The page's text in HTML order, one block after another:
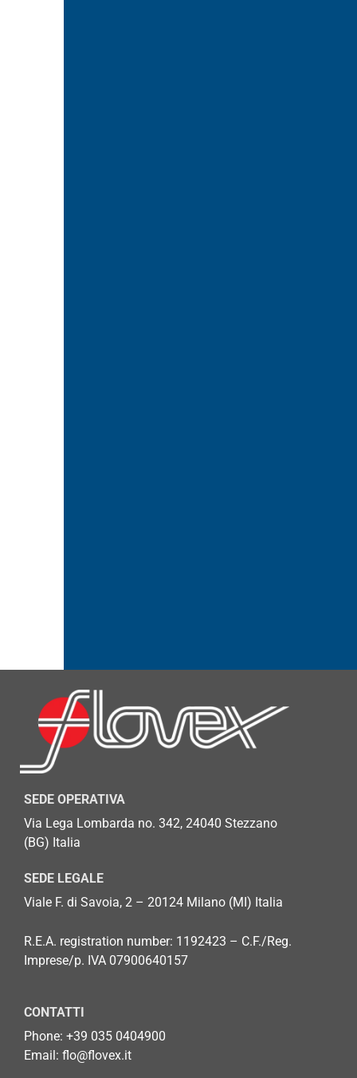
SEDE OPERATIVA
Via Lega Lombarda no. 342, 24040 Stezzano
(BG) Italia
SEDE LEGALE
Viale F. di Savoia, 2 – 20124 Milano (MI) Italia
R.E.A. registration number: 1192423 – C.F./Reg.
Imprese/p. IVA 07900640157
CONTATTI
Phone: +39 035 0404900
Email: flo@flovex.it